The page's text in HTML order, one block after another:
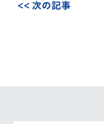
<< 次の記事